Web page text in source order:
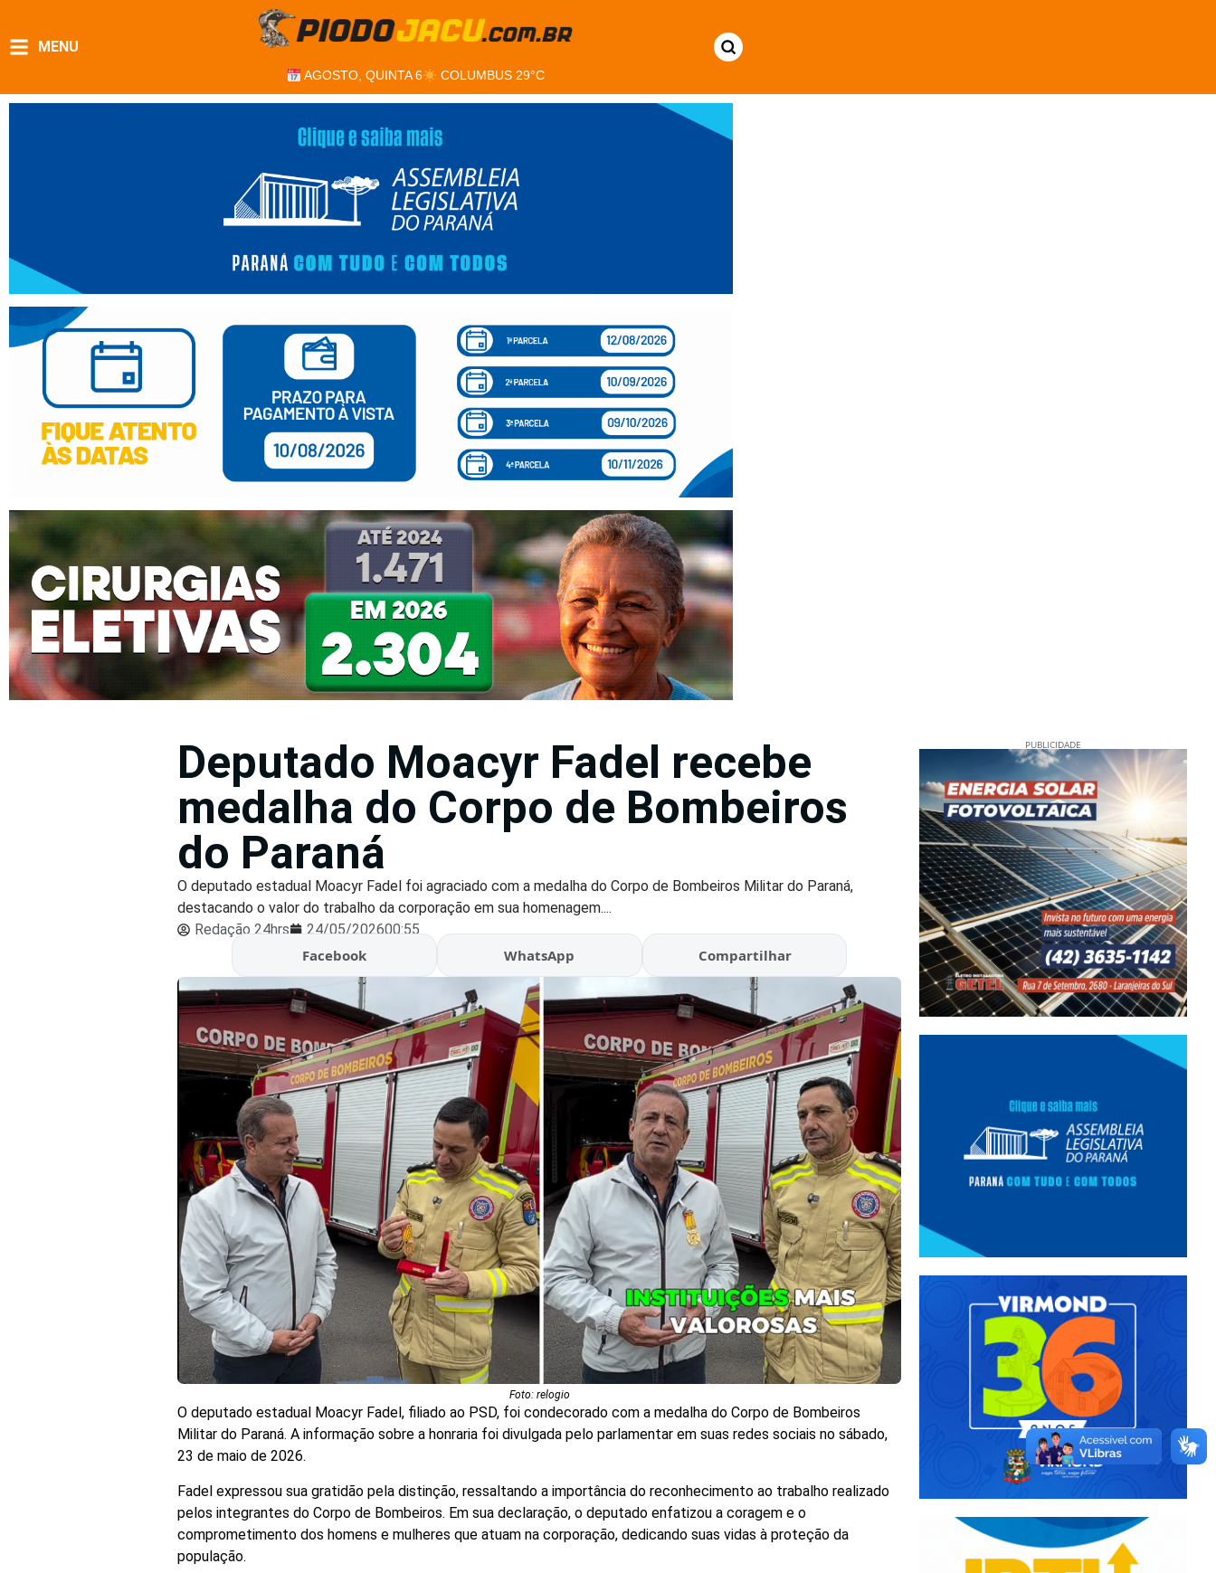
MENU
AGOSTO, QUINTA 6 COLUMBUS 29°C
Deputado Moacyr Fadel recebe
medalha do Corpo de Bombeiros
do Paraná
O deputado estadual Moacyr Fadel foi agraciado com a medalha do Corpo de Bombeiros Militar do Paraná,
destacando o valor do trabalho da corporação em sua homenagem....
Redação 24hrs
24/05/202600:55
Facebook WhatsApp Compartilhar
Foto: relogio
O deputado estadual Moacyr Fadel, filiado ao PSD, foi condecorado com a medalha do Corpo de Bombeiros
Militar do Paraná. A informação sobre a honraria foi divulgada pelo parlamentar em suas redes sociais no sábado,
23 de maio de 2026.
Fadel expressou sua gratidão pela distinção, ressaltando a importância do reconhecimento ao trabalho realizado
pelos integrantes do Corpo de Bombeiros. Em sua declaração, o deputado enfatizou a coragem e o
comprometimento dos homens e mulheres que atuam na corporação, dedicando suas vidas à proteção da
população.
PUBLICIDADE